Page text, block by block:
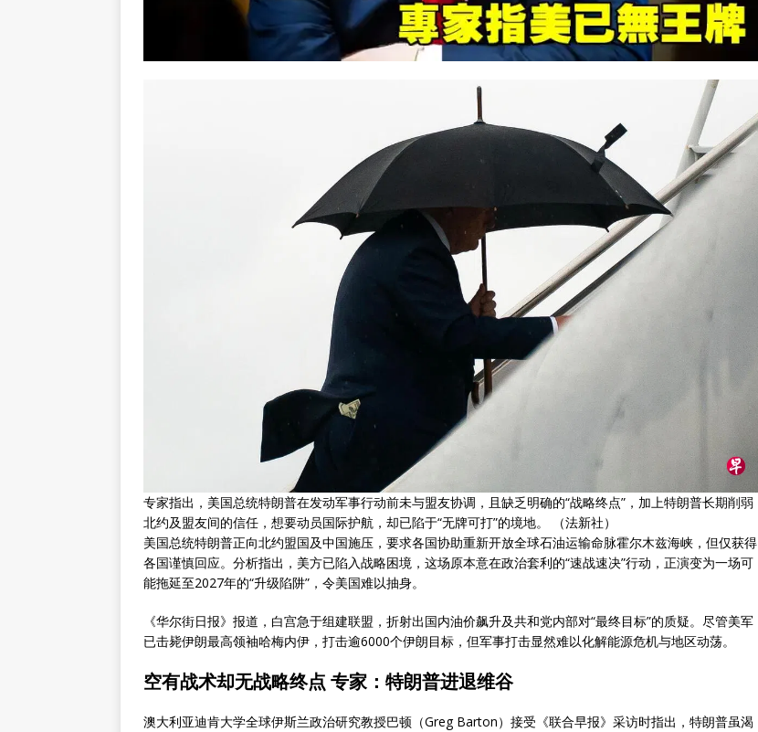
专家指出，美国总统特朗普在发动军事行动前未与盟友协调，且缺乏明确的“战略终点”，加上特朗普长期削弱
北约及盟友间的信任，想要动员国际护航，却已陷于“无牌可打”的境地。 （法新社）
美国总统特朗普正向北约盟国及中国施压，要求各国协助重新开放全球石油运输命脉霍尔木兹海峡，但仅获得
各国谨慎回应。分析指出，美方已陷入战略困境，这场原本意在政治套利的“速战速决”行动，正演变为一场可
能拖延至2027年的“升级陷阱”，令美国难以抽身。
《华尔街日报》报道，白宫急于组建联盟，折射出国内油价飙升及共和党内部对“最终目标”的质疑。尽管美军
已击毙伊朗最高领袖哈梅内伊，打击逾6000个伊朗目标，但军事打击显然难以化解能源危机与地区动荡。
空有战术却无战略终点 专家：特朗普进退维谷
澳大利亚迪肯大学全球伊斯兰政治研究教授巴顿（Greg Barton）接受《联合早报》采访时指出，特朗普虽渴